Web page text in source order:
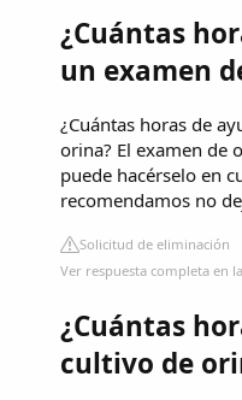
¿Cuántas
un examen
¿Cuántas horas de
orina? El examen de
puede hacérselo en
recomendamos no
Solicitud de eliminación
Ver respuesta completa en
¿Cuántas
cultivo de